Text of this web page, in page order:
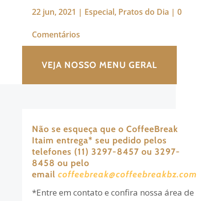
22 jun, 2021 | Especial, Pratos do Dia | 0
Comentários
VEJA NOSSO MENU GERAL
Não se esqueça que o CoffeeBreak
Itaim entrega* seu pedido pelos
telefones (11) 3297-8457 ou 3297-
8458 ou pelo
email coffeebreak@coffeebreakbz.com
*Entre em contato e confira nossa área de